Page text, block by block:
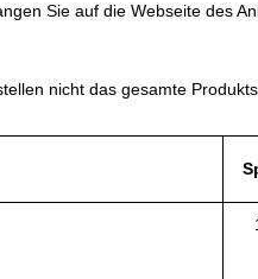
Sie auf die Webseite des
nicht das gesamte